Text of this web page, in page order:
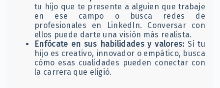
tu hijo que te presente a alguien que trabaje
en ese campo o busca redes de
profesionales en LinkedIn. Conversar con
ellos puede darte una visión más realista.
Enfócate en sus habilidades y valores: Si tu
hijo es creativo, innovador o empático, busca
cómo esas cualidades pueden conectar con
la carrera que eligió.